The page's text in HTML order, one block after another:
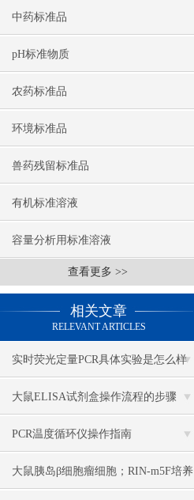
中药标准品
pH标准物质
农药标准品
环境标准品
兽药残留标准品
有机标准溶液
容量分析用标准溶液
查看更多 >>
相关文章
RELEVANT ARTICLES
实时荧光定量PCR具体实验是怎么样
做的？
大鼠ELISA试剂盒操作流程的步骤
PCR温度循环仪操作指南
大鼠胰岛β细胞瘤细胞；RIN-m5F培养